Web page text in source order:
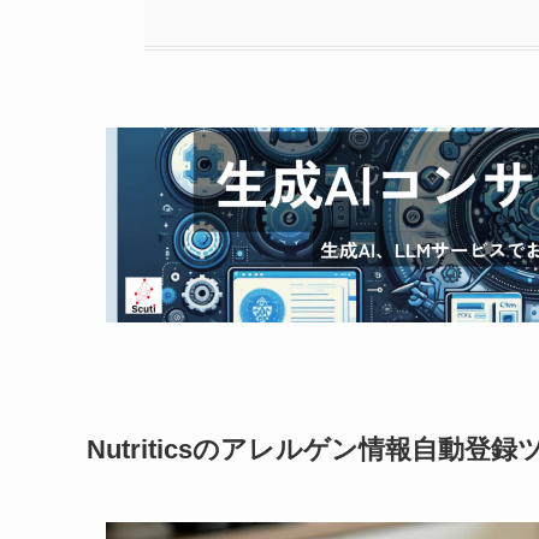
Nutriticsのアレルゲン情報自動登録